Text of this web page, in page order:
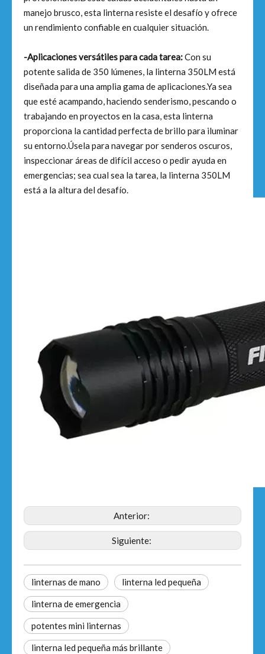
manejo brusco, esta linterna resiste el desafío y ofrece
un rendimiento confiable en cualquier situación.
-Aplicaciones versátiles para cada tarea:Con su
potente salida de 350 lúmenes, la linterna 350LM está
diseñada para una amplia gama de aplicaciones.Ya sea
que esté acampando, haciendo senderismo, pescando o
trabajando en proyectos en la casa, esta linterna
proporciona la cantidad perfecta de brillo para iluminar
su entorno.Úsela para navegar por senderos oscuros,
inspeccionar áreas de difícil acceso o pedir ayuda en
emergencias; sea cual sea la tarea, la linterna 350LM
está a la altura del desafío.
Anterior:
Siguiente:
linternas de mano linterna led pequeña
linterna de emergencia
potentes mini linternas
linterna led pequeña más brillante